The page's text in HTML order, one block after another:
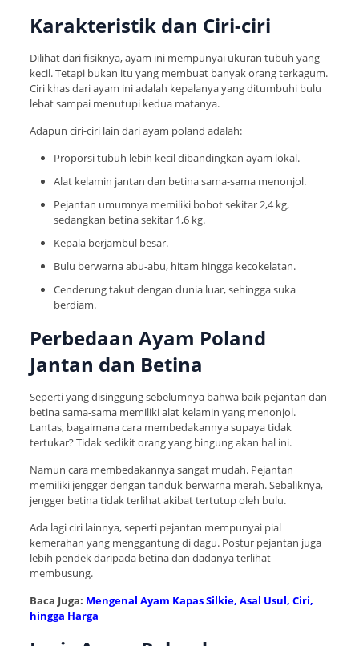
Karakteristik dan Ciri-ciri
Dilihat dari fisiknya, ayam ini mempunyai ukuran tubuh yang
kecil. Tetapi bukan itu yang membuat banyak orang terkagum.
Ciri khas dari ayam ini adalah kepalanya yang ditumbuhi bulu
lebat sampai menutupi kedua matanya.
Adapun ciri-ciri lain dari ayam poland adalah:
Proporsi tubuh lebih kecil dibandingkan ayam lokal.
Alat kelamin jantan dan betina sama-sama menonjol.
Pejantan umumnya memiliki bobot sekitar 2,4 kg,
sedangkan betina sekitar 1,6 kg.
Kepala berjambul besar.
Bulu berwarna abu-abu, hitam hingga kecokelatan.
Cenderung takut dengan dunia luar, sehingga suka
berdiam.
Perbedaan Ayam Poland
Jantan dan Betina
Seperti yang disinggung sebelumnya bahwa baik pejantan dan
betina sama-sama memiliki alat kelamin yang menonjol.
Lantas, bagaimana cara membedakannya supaya tidak
tertukar? Tidak sedikit orang yang bingung akan hal ini.
Namun cara membedakannya sangat mudah. Pejantan
memiliki jengger dengan tanduk berwarna merah. Sebaliknya,
jengger betina tidak terlihat akibat tertutup oleh bulu.
Ada lagi ciri lainnya, seperti pejantan mempunyai pial
kemerahan yang menggantung di dagu. Postur pejantan juga
lebih pendek daripada betina dan dadanya terlihat
membusung.
Baca Juga: Mengenal Ayam Kapas Silkie, Asal Usul, Ciri,
hingga Harga